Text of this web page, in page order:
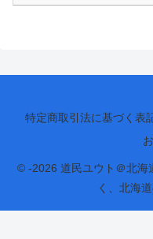
特定商取引法に基づく表
© -2026 道民ユウト＠北海
く、北海